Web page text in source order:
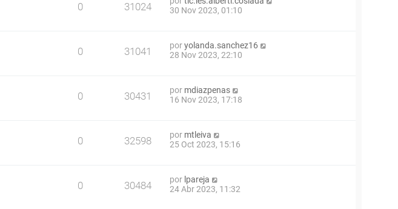
0 31024
30 Nov 2023, 01:10
0 31041 poryolanda.sanchez16
28 Nov 2023, 22:10
0 30431 por mdiazpenas
16 Nov 2023, 17:18
0 32598 por mtleiva
25 Oct 2023, 15:16
0 30484 por lpareja
24 Abr 2023, 11:32